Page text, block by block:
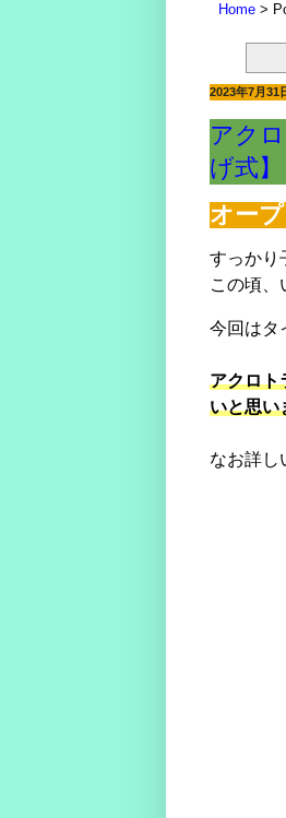
ミクロ
やった
電磁弁
マツモが
マツモを
どうして
水槽立ち
復帰・復
熱帯魚と
素手でコ
湧き水水
Home
2023年7月31
アク
げ式】
オー
すっかり
この頃、
今回はタ
アクロト
いと思い
なお詳し